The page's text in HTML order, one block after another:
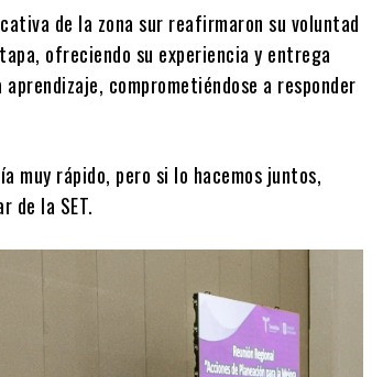
de la zona sur reafirmaron su voluntad
ofreciendo su experiencia y entrega
comprometiéndose a responder
muy rápido, pero si lo hacemos juntos,
de la SET.